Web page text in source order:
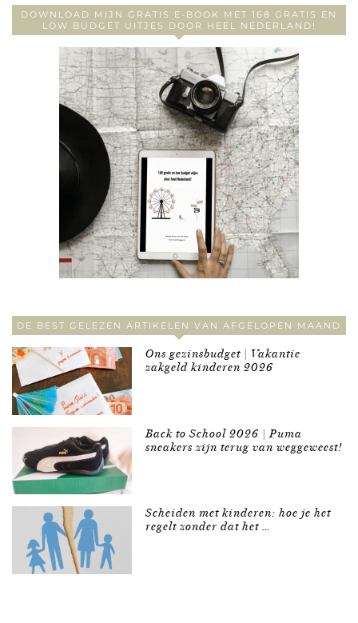
DOWNLOAD MIJN GRATIS E-BOOK MET 168 GRATIS EN
LOW BUDGET UITJES DOOR HEEL NEDERLAND!
DE BEST GELEZEN ARTIKELEN VAN AFGELOPEN MAAND
Ons gezinsbudget | Vakantie
zakgeld kinderen 2026
Back to School 2026 | Puma
sneakers zijn terug van weggeweest!
Scheiden met kinderen: hoe je het
regelt zonder dat het …